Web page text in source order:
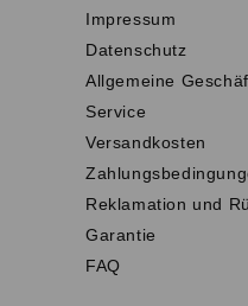
Impressum
Datenschutz
Allgemeine
Service
Versandkosten
Reklamation und
Garantie
FAQ